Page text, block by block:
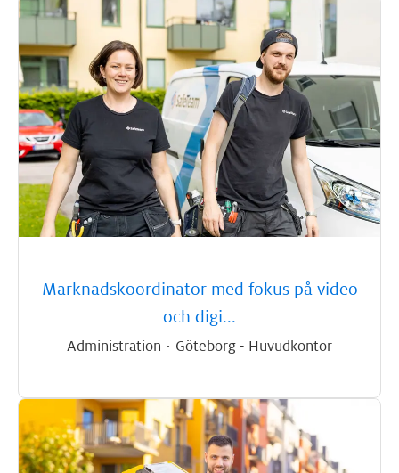
Marknadskoordinator med fokus på video
och digi...
Administration · Göteborg - Huvudkontor